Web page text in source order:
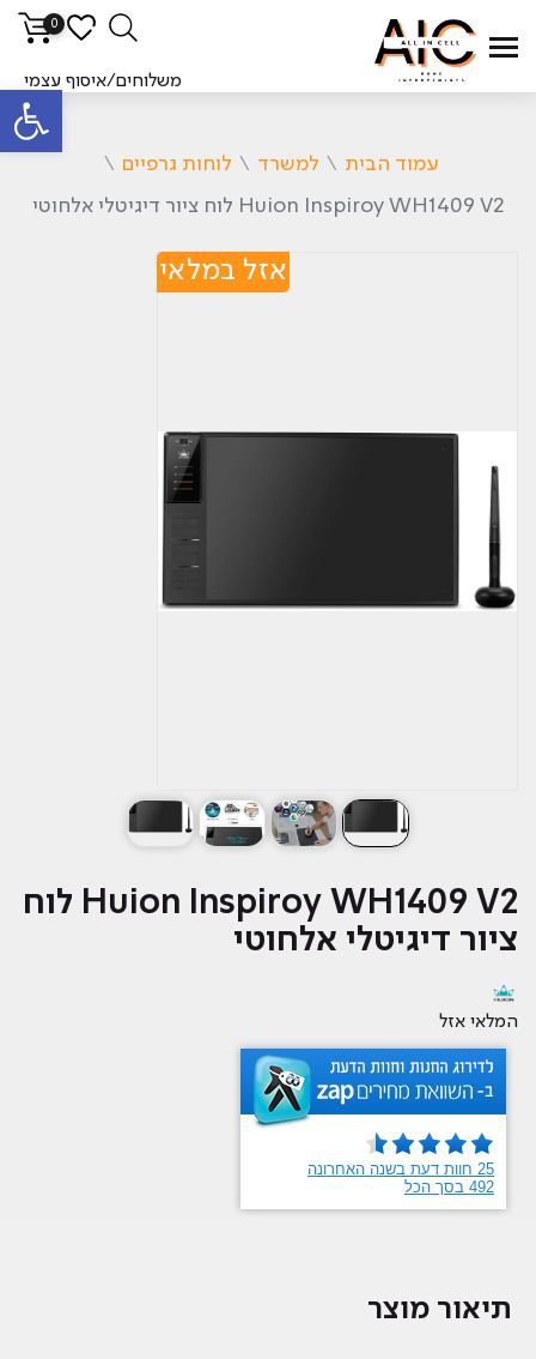
פתח
0
משלוחים/איסוף עצמי
עמוד הבית \ למשרד \ לוחות גרפיים \
Huion Inspiroy WH1409 V2 לוח ציור דיגיטלי אלחוטי
Huion Inspiroy WH1409 V2 לוח
ציור דיגיטלי אלחוטי
המלאי אזל
אזל במלאי
תיאור מוצר